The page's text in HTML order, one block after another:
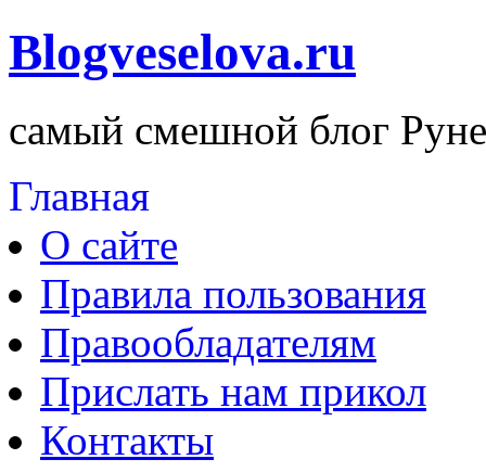
Blogveselova.ru
самый смешной блог
Главная
О сайте
Правила пользования
Правообладателям
Прислать нам прикол
Контакты